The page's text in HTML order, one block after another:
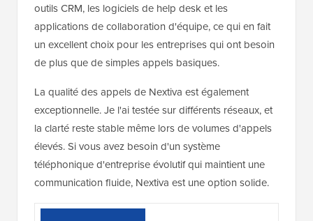
outils CRM, les logiciels de help desk et les
applications de collaboration d'équipe, ce qui en fait
un excellent choix pour les entreprises qui ont besoin
de plus que de simples appels basiques.
La qualité des appels de Nextiva est également
exceptionnelle. Je l'ai testée sur différents réseaux, et
la clarté reste stable même lors de volumes d'appels
élevés. Si vous avez besoin d'un système
téléphonique d'entreprise évolutif qui maintient une
communication fluide, Nextiva est une option solide.